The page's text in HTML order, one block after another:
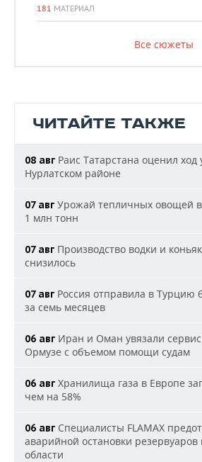
181 МАТЕРИАЛ
Все сюжеты
ЧИТАЙТЕ ТАКЖЕ
08 авг Раис Татарстана оценил
Нурлатском районе
07 авг Урожай тепличных овощей
1 млн тонн
07 авг Производство водки и
снизилось
07 авг Россия отправила в Турцию
за семь месяцев
06 авг Иран и Оман увязали
Ормузе с объемом помощи судам
06 авг Хранилища газа в Европе
чем на 58%
06 авг Специалисты FLAMAX
аварийной остановки резервуаров
области